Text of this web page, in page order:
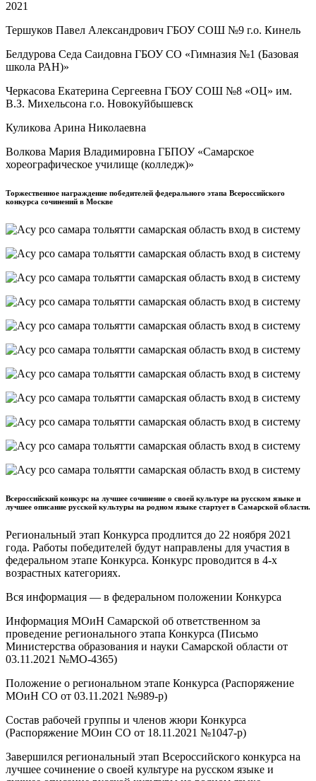
2021
Тершуков Павел Александрович ГБОУ СОШ №9 г.о. Кинель
Белдурова Седа Саидовна ГБОУ СО «Гимназия №1 (Базовая
школа РАН)»
Черкасова Екатерина Сергеевна ГБОУ СОШ №8 «ОЦ» им.
В.З. Михельсона г.о. Новокуйбышевск
Куликова Арина Николаевна
Волкова Мария Владимировна ГБПОУ «Самарское
хореографическое училище (колледж)»
Торжественное награждение победителей федерального этапа Всероссийского
конкурса сочинений в Москве
Всероссийский конкурс на лучшее сочинение о своей культуре на русском языке и
лучшее описание русской культуры на родном языке стартует в Самарской области.
Региональный этап Конкурса продлится до 22 ноября 2021
года. Работы победителей будут направлены для участия в
федеральном этапе Конкурса. Конкурс проводится в 4-х
возрастных категориях.
Вся информация — в федеральном положении Конкурса
Информация МОиН Самарской об ответственном за
проведение регионального этапа Конкурса (Письмо
Министерства образования и науки Самарской области от
03.11.2021 №МО-4365)
Положение о региональном этапе Конкурса (Распоряжение
МОиН СО от 03.11.2021 №989-р)
Состав рабочей группы и членов жюри Конкурса
(Распоряжение МОин СО от 18.11.2021 №1047-р)
Завершился региональный этап Всероссийского конкурса на
лучшее сочинение о своей культуре на русском языке и